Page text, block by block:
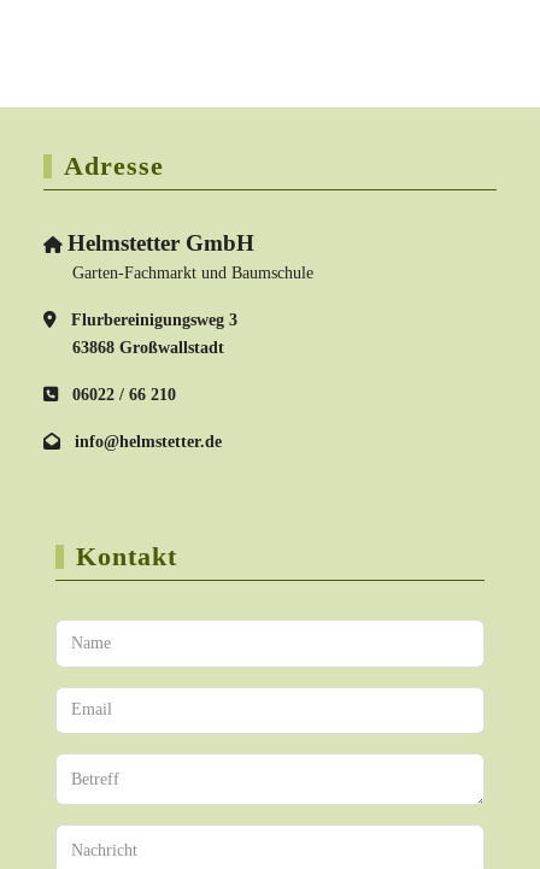
Adresse
Helmstetter GmbH
Garten-Fachmarkt und Baumschule
Flurbereinigungsweg 3
63868 Großwallstadt
06022 / 66 210
info@helmstetter.de
Kontakt